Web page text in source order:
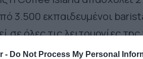
- Do Not Process My Personal
3.500 εκπαιδευμένοι
όλες τις λειτουργίες
γενιών. Όλες οι